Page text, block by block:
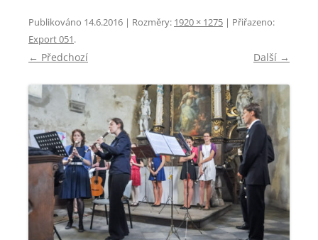
Publikováno 14.6.2016 | Rozměry: 1920 × 1275 | Přiřazeno:
Export 051.
← Předchozí Další →